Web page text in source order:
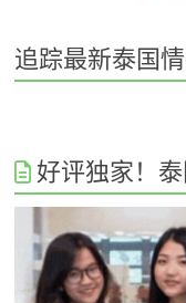
追踪最新泰国
好评独家！